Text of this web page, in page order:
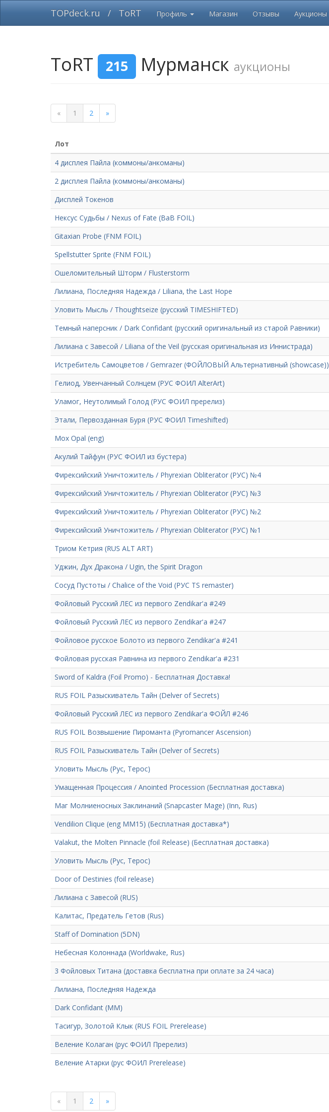
TOPdeck.ru / ToRT Профиль Магазин Отзывы Аукционы
ToRT 215 Мурманск аукционы
« 1 2 »
Лот
4 дисплея Пайла (коммоны/анкоманы)
2 дисплея Пайла (коммоны/анкоманы)
Дисплей Токенов
Нексус Судьбы / Nexus of Fate (BaB FOIL)
Gitaxian Probe (FNM FOIL)
Spellstutter Sprite (FNM FOIL)
Ошеломительный Шторм / Flusterstorm
Лилиана, Последняя Надежда / Liliana, the Last Hope
Уловить Мысль / Thoughtseize (русский TIMESHIFTED)
Темный наперсник / Dark Confidant (русский оригинальный из старой Равники)
Лилиана с Завесой / Liliana of the Veil (русская оригинальная из Иннистрада)
Истребитель Самоцветов / Gemrazer (ФОЙЛОВЫЙ Альтернативный (showcase))
Гелиод, Увенчанный Солнцем (РУС ФОИЛ AlterArt)
Уламог, Неутолимый Голод (РУС ФОИЛ пререлиз)
Этали, Первозданная Буря (РУС ФОИЛ Timeshifted)
Mox Opal (eng)
Акулий Тайфун (РУС ФОИЛ из бустера)
Фирексийский Уничтожитель / Phyrexian Obliterator (РУС) №4
Фирексийский Уничтожитель / Phyrexian Obliterator (РУС) №3
Фирексийский Уничтожитель / Phyrexian Obliterator (РУС) №2
Фирексийский Уничтожитель / Phyrexian Obliterator (РУС) №1
Триом Кетрия (RUS ALT ART)
Уджин, Дух Дракона / Ugin, the Spirit Dragon
Сосуд Пустоты / Chalice of the Void (РУС TS remaster)
Фойловый Русский ЛЕС из первого Zendikar'а #249
Фойловый Русский ЛЕС из первого Zendikar'а #247
Фойловое русское Болото из первого Zendikar'а #241
Фойловая русская Равнина из первого Zendikar'а #231
Sword of Kaldra (Foil Promo) - Бесплатная Доставка!
RUS FOIL Разыскиватель Тайн (Delver of Secrets)
Фойловый Русский ЛЕС из первого Zendikar'а ФОЙЛ #246
RUS FOIL Возвышение Пироманта (Pyromancer Ascension)
RUS FOIL Разыскиватель Тайн (Delver of Secrets)
Уловить Мысль (Рус, Терос)
Умащенная Процессия / Anointed Procession (Бесплатная доставка)
Маг Молниеносных Заклинаний (Snapcaster Mage) (Inn, Rus)
Vendilion Clique (eng MM15) (Бесплатная доставка*)
Valakut, the Molten Pinnacle (foil Release) (Бесплатная доставка)
Уловить Мысль (Рус, Терос)
Door of Destinies (foil release)
Лилиана с Завесой (RUS)
Калитас, Предатель Гетов (Rus)
Staff of Domination (5DN)
Небесная Колоннада (Worldwake, Rus)
3 Фойловых Титана (доставка бесплатна при оплате за 24 часа)
Лилиана, Последняя Надежда
Dark Confidant (MM)
Тасигур, Золотой Клык (RUS FOIL Prerelease)
Веление Колаган (рус ФОИЛ Пререлиз)
Веление Атарки (рус ФОИЛ Prerelease)
« 1 2 »